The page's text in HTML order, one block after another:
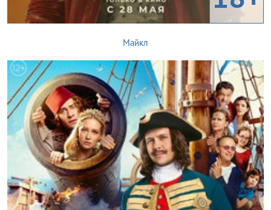
Майкл